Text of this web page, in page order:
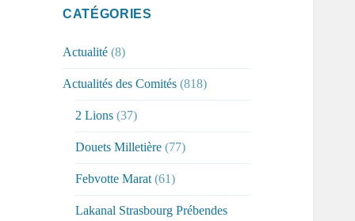
CATÉGORIES
Actualité (8)
Actualités des Comités (818)
2 Lions (37)
Douets Milletière (77)
Febvotte Marat (61)
Lakanal Strasbourg Prébendes